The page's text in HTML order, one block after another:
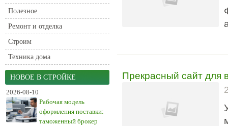
Полезное
Ремонт и отделка
Строим
Техника дома
НОВОЕ В СТРОЙКЕ
2026-08-10
Рабочая модель
оформления поставки:
таможенный брокер
Прекрасный сайт для